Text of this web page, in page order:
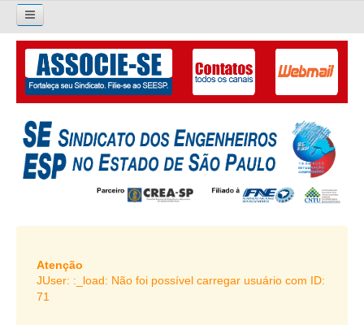
Pesquisar...
O SINDICATO
APRESENTAÇÃO
PALAVRA DO PRESIDENTE
DIRETORIA
LIVRO GESTÃO 2026-2029
SUBSEDES SINDICAIS
Atenção
JUser: :_load: Não foi possível carregar usuário com ID:
71